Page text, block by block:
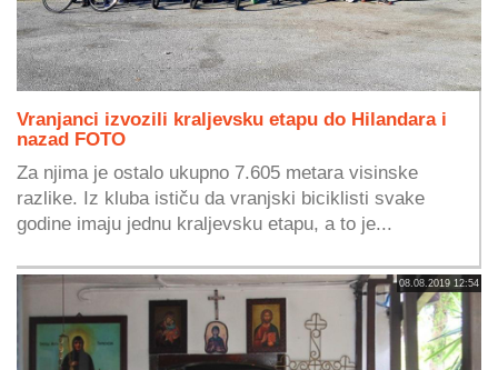
Vranjanci izvozili kraljevsku etapu do Hilandara i
nazad FOTO
Za njima je ostalo ukupno 7.605 metara visinske
razlike. Iz kluba ističu da vranjski biciklisti svake
godine imaju jednu kraljevsku etapu, a to je...
08.08.2019 12:54